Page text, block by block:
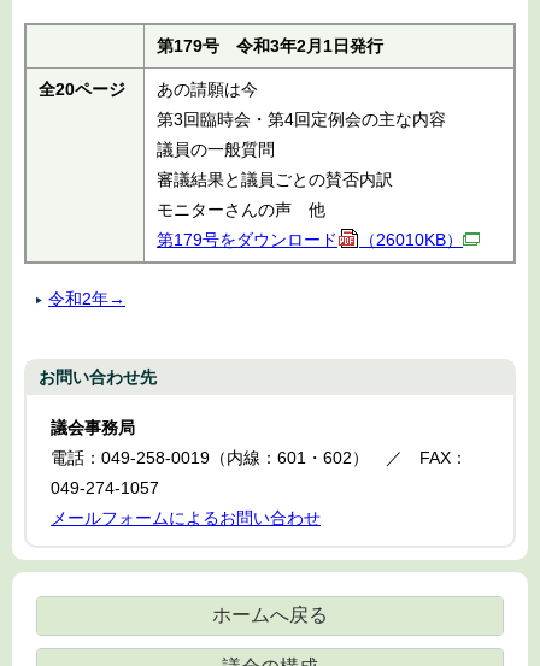
第179号 令和3年2月1日発行
全20ページ
あの請願は今
第3回臨時会・第4回定例会の主な内容
議員の一般質問
審議結果と議員ごとの賛否内訳
モニターさんの声 他
第179号をダウンロード
（26010KB）
令和2年→
お問い合わせ先
議会事務局
電話：049-258-0019（内線：601・602） ／ FAX：
049-274-1057
メールフォームによるお問い合わせ
ホームへ戻る